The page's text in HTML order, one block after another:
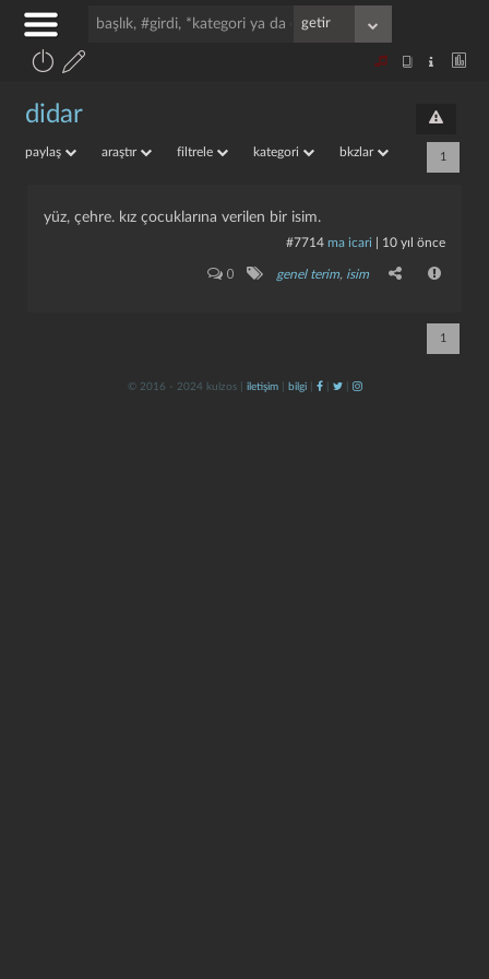
didar
paylaş araştır filtrele kategori bkzlar 1
yüz, çehre. kız çocuklarına verilen bir isim.
#7714 ma icari 10 yıl önce
0 genel terim, isim
1
© 2016 - 2024 kulzos | iletişim| bilgi| | |